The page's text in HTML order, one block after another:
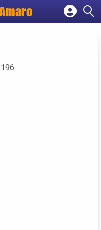
empresa
196